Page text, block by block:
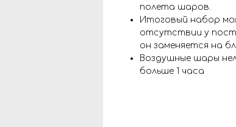
полета шаров.
Итоговый набор
отсутствии у
он заменяется на
Воздушные шары
больше 1 часа